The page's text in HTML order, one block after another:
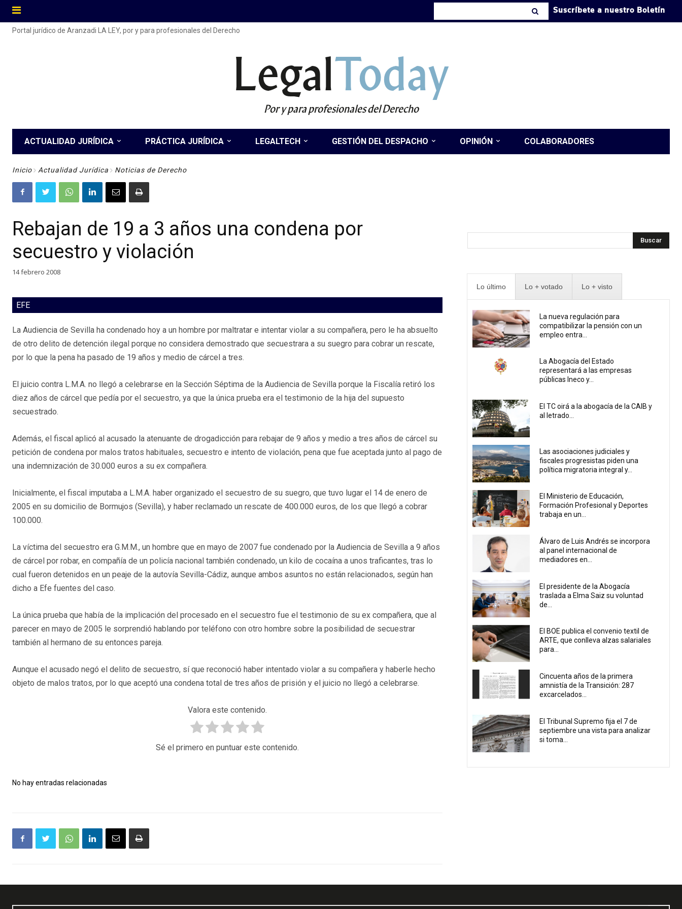
Suscríbete a nuestro Boletín
Portal jurídico de Aranzadi LA LEY, por y para profesionales del Derecho
LegalToday
Por y para profesionales del Derecho
ACTUALIDAD JURÍDICA PRÁCTICA JURÍDICA LEGALTECH GESTIÓN DEL DESPACHO OPINIÓN COLABORADORES
Inicio Actualidad Jurídica Noticias de Derecho
Rebajan de 19 a 3 años una condena por
secuestro y violación
14 febrero 2008
EFE
La Audiencia de Sevilla ha condenado hoy a un hombre por maltratar e intentar violar a su compañera, pero le ha absuelto
de otro delito de detención ilegal porque no considera demostrado que secuestrara a su suegro para cobrar un rescate,
por lo que la pena ha pasado de 19 años y medio de cárcel a tres.
El juicio contra L.M.A. no llegó a celebrarse en la Sección Séptima de la Audiencia de Sevilla porque la Fiscalía retiró los
diez años de cárcel que pedía por el secuestro, ya que la única prueba era el testimonio de la hija del supuesto
secuestrado.
Además, el fiscal aplicó al acusado la atenuante de drogadicción para rebajar de 9 años y medio a tres años de cárcel su
petición de condena por malos tratos habituales, secuestro e intento de violación, pena que fue aceptada junto al pago de
una indemnización de 30.000 euros a su ex compañera.
Inicialmente, el fiscal imputaba a L.M.A. haber organizado el secuestro de su suegro, que tuvo lugar el 14 de enero de
2005 en su domicilio de Bormujos (Sevilla), y haber reclamado un rescate de 400.000 euros, de los que llegó a cobrar
100.000.
La víctima del secuestro era G.M.M., un hombre que en mayo de 2007 fue condenado por la Audiencia de Sevilla a 9 años
de cárcel por robar, en compañía de un policía nacional también condenado, un kilo de cocaína a unos traficantes, tras lo
cual fueron detenidos en un peaje de la autovía Sevilla-Cádiz, aunque ambos asuntos no están relacionados, según han
dicho a Efe fuentes del caso.
La única prueba que había de la implicación del procesado en el secuestro fue el testimonio de su ex compañera, que al
parecer en mayo de 2005 le sorprendió hablando por teléfono con otro hombre sobre la posibilidad de secuestrar
también al hermano de su entonces pareja.
Aunque el acusado negó el delito de secuestro, sí que reconoció haber intentado violar a su compañera y haberle hecho
objeto de malos tratos, por lo que aceptó una condena total de tres años de prisión y el juicio no llegó a celebrarse.
Valora este contenido.
Sé el primero en puntuar este contenido.
No hay entradas relacionadas
Buscar
Lo último Lo + votado Lo + visto
La nueva regulación para
compatibilizar la pensión con un
empleo entra...
La Abogacía del Estado
representará a las empresas
públicas Ineco y...
El TC oirá a la abogacía de la CAIB y
al letrado...
Las asociaciones judiciales y
fiscales progresistas piden una
política migratoria integral y...
El Ministerio de Educación,
Formación Profesional y Deportes
trabaja en un...
Álvaro de Luis Andrés se incorpora
al panel internacional de
mediadores en...
El presidente de la Abogacía
traslada a Elma Saiz su voluntad
de...
El BOE publica el convenio textil de
ARTE, que conlleva alzas salariales
para...
Cincuenta años de la primera
amnistía de la Transición: 287
excarcelados...
El Tribunal Supremo fija el 7 de
septiembre una vista para analizar
si toma...